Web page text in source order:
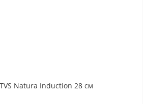
Natura Induction 28 см